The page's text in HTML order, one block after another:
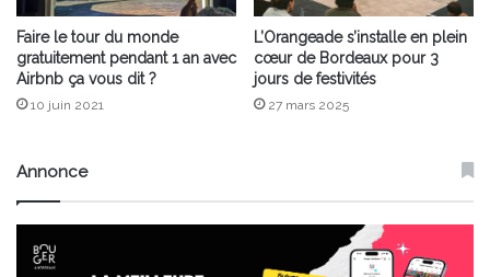
Faire le tour du monde
gratuitement pendant 1 an avec
Airbnb ça vous dit ?
10 juin 2021
L’Orangeade s’installe en plein
cœur de Bordeaux pour 3
jours de festivités
27 mars 2025
Annonce